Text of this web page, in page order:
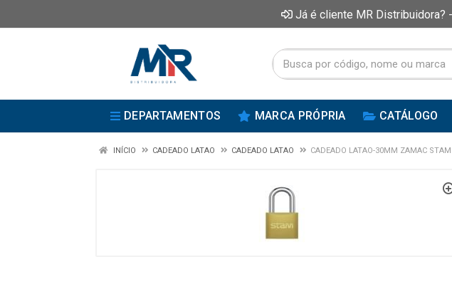
Já é cliente MR Distribuidora?
DEPARTAMENTOS MARCA PRÓPRIA CATÁLOGO
INÍCIO CADEADO LATAO CADEADO LATAO CADEADO LATAO-30MM ZAMAC STAM